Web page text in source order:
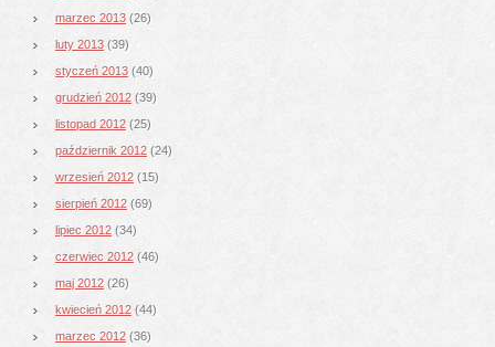
marzec 2013 (26)
luty 2013 (39)
styczeń 2013 (40)
grudzień 2012 (39)
listopad 2012 (25)
październik 2012 (24)
wrzesień 2012 (15)
sierpień 2012 (69)
lipiec 2012 (34)
czerwiec 2012 (46)
maj 2012 (26)
kwiecień 2012 (44)
marzec 2012 (36)